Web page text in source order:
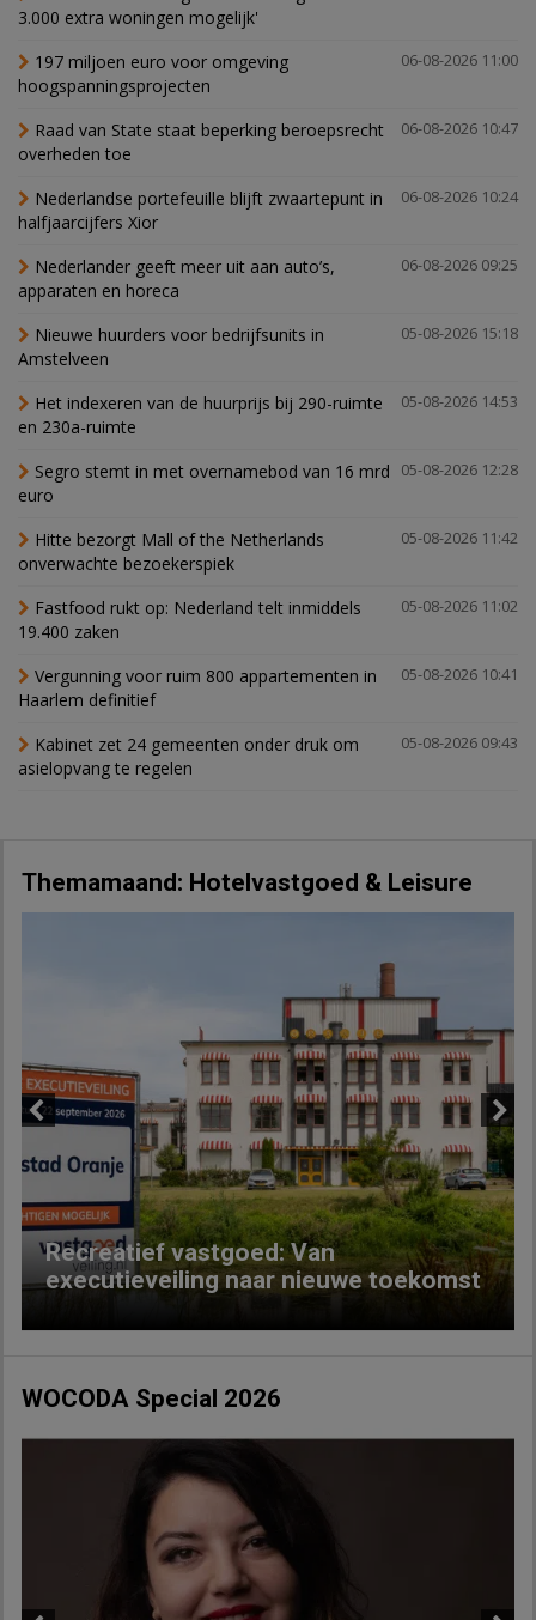
3.000 extra woningen mogelijk'
06-08-2026 11:00
197 miljoen euro voor omgeving
hoogspanningsprojecten
06-08-2026 10:47
Raad van State staat beperking beroepsrecht
overheden toe
06-08-2026 10:24
Nederlandse portefeuille blijft zwaartepunt in
halfjaarcijfers Xior
06-08-2026 09:25
Nederlander geeft meer uit aan auto’s,
apparaten en horeca
05-08-2026 15:18
Nieuwe huurders voor bedrijfsunits in
Amstelveen
05-08-2026 14:53
Het indexeren van de huurprijs bij 290-ruimte
en 230a-ruimte
05-08-2026 12:28
Segro stemt in met overnamebod van 16 mrd
euro
05-08-2026 11:42
Hitte bezorgt Mall of the Netherlands
onverwachte bezoekerspiek
05-08-2026 11:02
Fastfood rukt op: Nederland telt inmiddels
19.400 zaken
05-08-2026 10:41
Vergunning voor ruim 800 appartementen in
Haarlem definitief
05-08-2026 09:43
Kabinet zet 24 gemeenten onder druk om
asielopvang te regelen
Themamaand: Hotelvastgoed & Leisure
Recreatief vastgoed: Van
executieveiling naar nieuwe toekomst
Next
WOCODA Special 2026